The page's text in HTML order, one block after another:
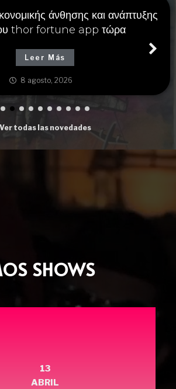
άνθησης και ανάπτυξης
thor fortune app τώρα
Leer Más
8 agosto, 2026
Ver todas las novedades
SHOWS
13
ABRIL